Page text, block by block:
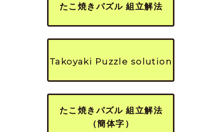
たこ焼きパズル 組立解法
Takoyaki Puzzle solution
たこ焼きパズル 組立解法
（簡体字）